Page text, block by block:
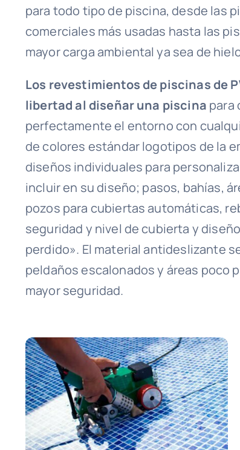
para todo tipo de piscina, desde las
comerciales más usadas hasta las
mayor carga ambiental ya sea de
Los revestimientos de piscinas de
libertad al diseñar una piscina para
perfectamente el entorno con
de colores estándar logotipos de la
diseños individuales para
incluir en su diseño; pasos, bahías,
pozos para cubiertas automáticas,
seguridad y nivel de cubierta y
perdido». El material antideslizante
peldaños escalonados y áreas poco
mayor seguridad.